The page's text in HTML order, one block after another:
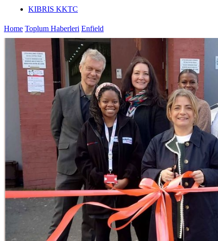
KIBRIS KKTC
Home Toplum Haberleri Enfield